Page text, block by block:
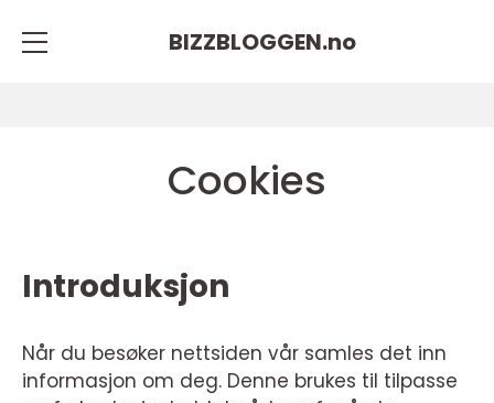
BIZZBLOGGEN.no
Cookies
Introduksjon
Når du besøker nettsiden vår samles det inn
informasjon om deg. Denne brukes til tilpasse